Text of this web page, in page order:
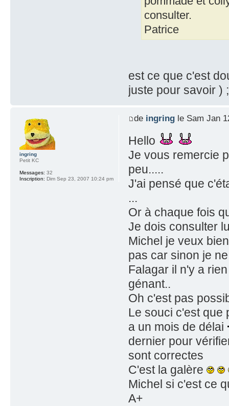
consulter.
Patrice
est ce que c'est
juste pour savoir )
de ingringle Sam Jan
Hello
Je vous remercie
peu.....
J'ai pensé que
...
Or à chaque fois
Je dois consulter
Michel je veux
pas car sinon je
Falagar il n'y a
génant..
Oh c'est pas
Le souci c'est que
a un mois de délai
dernier pour
sont correctes
C'est la galère
Michel si c'est ce
A+
ingring
Petit KC
Messages: 32
Inscription: Dim Sep 23, 2007 10:24 pm